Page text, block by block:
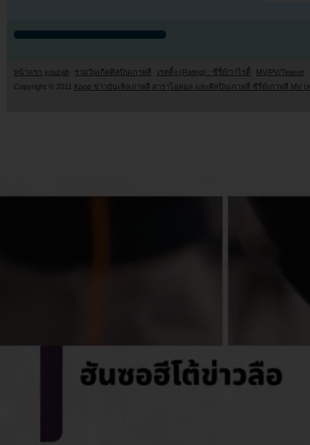
หน้าแรก youzab รวมวันเกิดศิลปินเกาหลี เรตติ้ง (Rating) : ซีรี่ย์/วาไรตี้
MV/PV/Teaser
Copyright © 2011 Kpop ข่าวบันเทิงเกาหลี ดาราไอดอล และศิลปินเกาหลี ซีรี่ย์เกาหลี MV